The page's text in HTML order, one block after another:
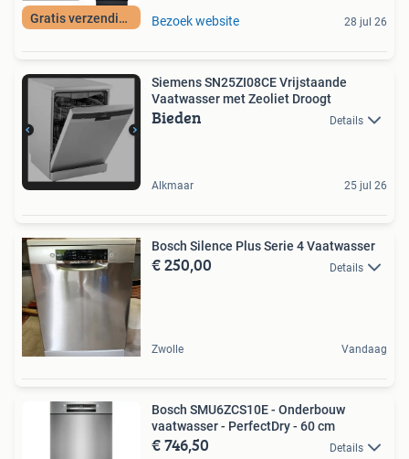
Gratis verzending Bezoek website 28 jul 26
Siemens SN25ZI08CE Vrijstaande
Vaatwasser met Zeoliet Droogt
Bieden Details
Alkmaar 25 jul 26
Bosch Silence Plus Serie 4 Vaatwasser
€ 250,00 Details
Zwolle Vandaag
Bosch SMU6ZCS10E - Onderbouw
vaatwasser - PerfectDry - 60 cm
€ 746,50 Details